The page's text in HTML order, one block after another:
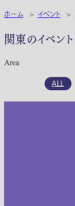
ホーム > イベント >
関東のイベント
Area
ALL